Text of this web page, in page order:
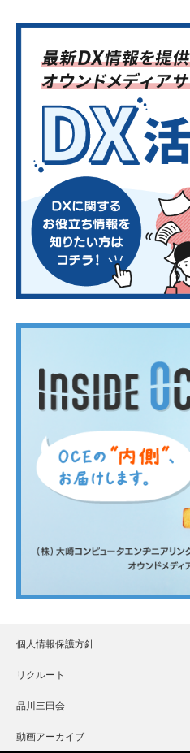
個人情報保護方針
リクルート
品川三田会
動画アーカイブ